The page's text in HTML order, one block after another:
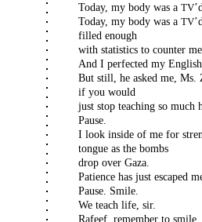
Today, my body was a TV
Today, my body was a TV
filled enough
with statistics to counter
And I perfected my
But still, he asked me, Ms.
if you would
just stop teaching so much
Pause.
I look inside of me for
tongue as the bombs
drop over Gaza.
Patience has just escaped
Pause. Smile.
We teach life, sir.
Rafeef, remember to smile.